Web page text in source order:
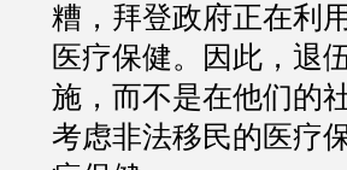
糟，拜登政府正在利
医疗保健。因此，退
施，而不是在他们的
考虑非法移民的医疗